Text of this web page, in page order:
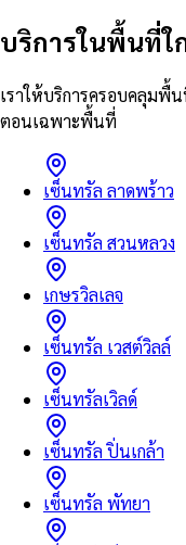
บริการในพื้นที่ใ
เราให้บริการครอบคลุมพื้
ตอนเฉพาะพื้นที่
เซ็นทรัล ลาดพร้าว
เซ็นทรัล สวนหลวง
เกษรวิลเลจ
เซ็นทรัล เวสต์วิลล์
เซ็นทรัลเวิลด์
เซ็นทรัล ปิ่นเกล้า
เซ็นทรัล พัทยา